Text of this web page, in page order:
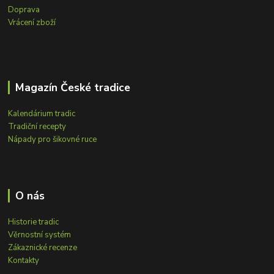
Doprava
Vrácení zboží
Magazín České tradice
Kalendárium tradic
Tradiční recepty
Nápady pro šikovné ruce
O nás
Historie tradic
Věrnostní systém
Zákaznické recenze
Kontakty